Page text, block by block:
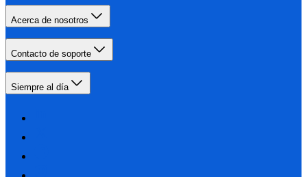
Acerca de nosotros
Contacto de soporte
Siempre al día